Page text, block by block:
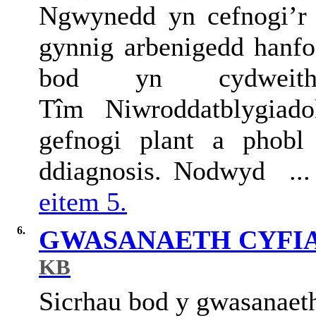
Ngwynedd yn
gynnig arbenigedd
bod yn
Tîm N
gefnogi plant a
ddiagnosis. Nodwyd
eitem 5.
6. GWASANAETH
KB
Sicrhau bod y